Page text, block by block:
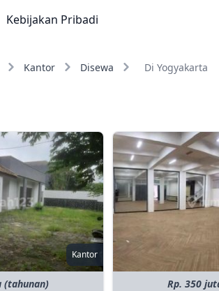
Kebijakan Pribadi
Kantor Disewa Di Yogyakarta
Kantor
(tahunan) Rp. 350